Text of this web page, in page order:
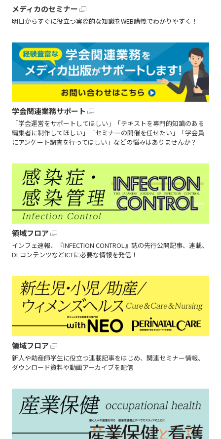
メディカのセミナー
明日からすぐに役立つ実際的な知識をWEB講義でわかりやすく！
学会関連業務サポート
「学会運営をサポートしてほしい」「テキストを専門的知識のある
編集者に制作してほしい」「セミナーの開催を任せたい」「学会員
にアンケート調査を行ってほしい」などの悩みはありませんか？
領域フロア
インフェ速報、『INFECTION CONTROL』誌の先行公開記事、連載、
DLコンテンツなどICTに必要な情報を発信！
領域フロア
新人や助産師学生に役立つ連載記事をはじめ、関連セミナー情報、
ダウンロード資料や動画アーカイブを配信